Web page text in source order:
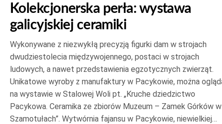
Kolekcjonerska perła: wystawa
galicyjskiej ceramiki
Wykonywane z niezwykłą precyzją figurki dam w strojach
dwudziestolecia międzywojennego, postaci w strojach
ludowych, a nawet przedstawienia egzotycznych zwierząt.
Unikatowe wyroby z manufaktury w Pacykowie, można
na wystawie w Stalowej Woli pt. „Kruche dziedzictwo
Pacykowa. Ceramika ze zbiorów Muzeum – Zamek Górków w
Szamotułach”. Wytwórnia fajansu w Pacykowie, niewielkiej…